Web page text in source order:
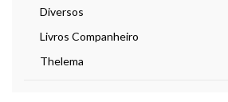
Diversos
Livros Companheiro
Thelema